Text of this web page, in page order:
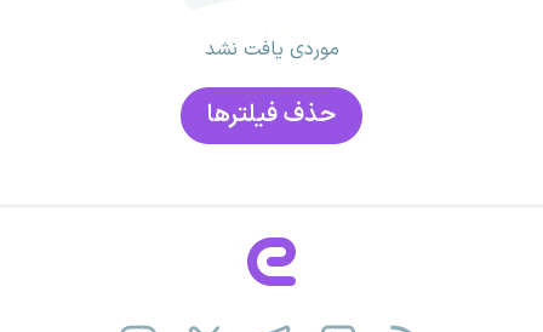
موردی یافت نشد
حذف فیلتر‌ها